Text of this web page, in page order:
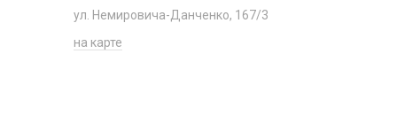
ул. Немировича-Данченко, 167/3
на карте